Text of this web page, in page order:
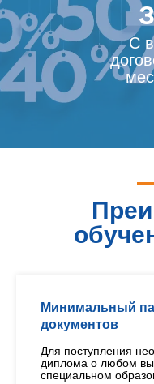
С
Минимальный
документов
Для поступления
диплома о любом
специальном